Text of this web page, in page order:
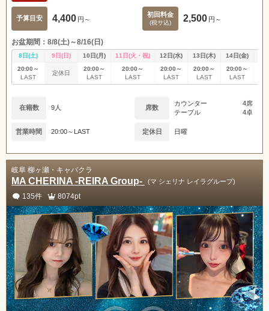
予算目安 4,400 円～
初回料金
(税サ込) 2,500 円～
お盆期間：8/8(土)～8/16(日)
8日(土) 9日(日) 10日(月) 11日(火・祝) 12日(水) 13日(木) 14日(金)
20:00～
LAST
定休日
20:00～
LAST
20:00～
LAST
20:00～
LAST
20:00～
LAST
20:00～
LAST
在籍数 9人 席数
カウンター
4席
テーブル
4卓
営業時間 20:00～LAST 定休日 日曜
岐阜 柳ヶ瀬・キャバクラ
MA CHERINA -REIRA Group- (マ シェリナ レイラグループ)
135件 8074pt